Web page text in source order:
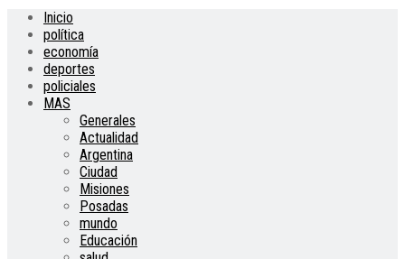
Inicio
política
economía
deportes
policiales
MAS
Generales
Actualidad
Argentina
Ciudad
Misiones
Posadas
mundo
Educación